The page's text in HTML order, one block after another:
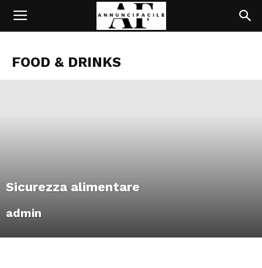
FOOD & DRINKS
Sicurezza alimentare
admin